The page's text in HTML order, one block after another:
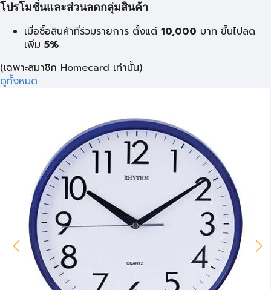
โปรโมชั่นและส่วนลดกลุ่มสินค้า
เมื่อซื้อสินค้าที่ร่วมรายการ ตั้งแต่ 10,000 บาท ขึ้นไปลด
เพิ่ม 5%
(เฉพาะสมาชิก Homecard เท่านั้น)
ดูทั้งหมด